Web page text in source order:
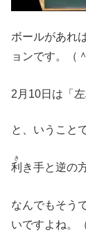
ボールがあれ
ョンです。（
2月10日は「左
と、いうこ
利
き
き手と逆の
なんでもそう
いですよね。